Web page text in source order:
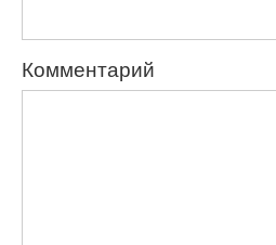
Комментарий